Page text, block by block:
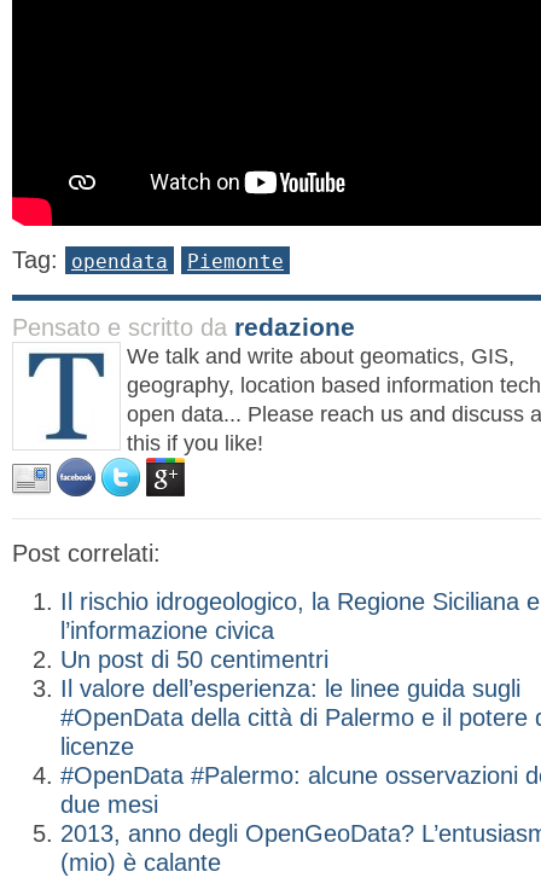
Tag: opendata Piemonte
Pensato e scritto da redazione
We talk and write about geomatics, GIS,
geography, location based information
open data... Please reach us and discuss
this if you like!
Post correlati:
Il rischio idrogeologico, la Regione Siciliana e
l’informazione civica
Un post di 50 centimentri
Il valore dell’esperienza: le linee guida sugli
#OpenData della città di Palermo e il potere
licenze
#OpenData #Palermo: alcune osservazioni
due mesi
2013, anno degli OpenGeoData?
(mio) è calante